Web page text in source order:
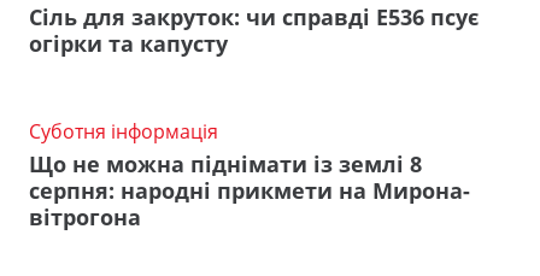
Сіль для закруток: чи справді Е536 псує
огірки та капусту
Суботня інформація
Що не можна піднімати із землі 8
серпня: народні прикмети на Мирона-
вітрогона